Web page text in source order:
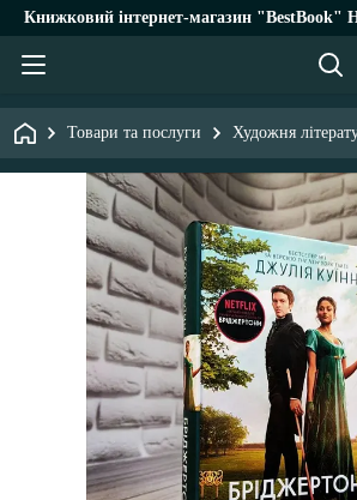
Книжковий інтернет-магазин "BestBook"
Товари та послуги Художня